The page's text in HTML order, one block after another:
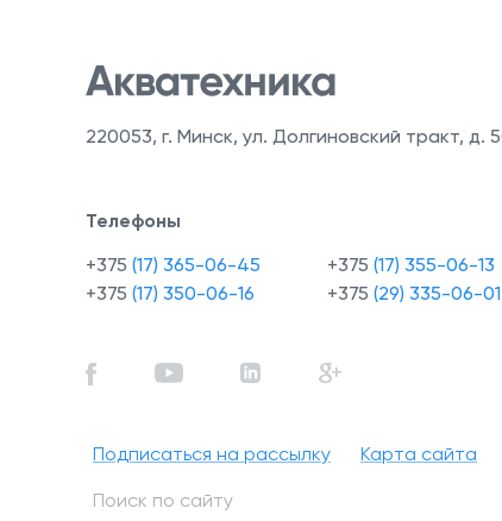
220053, г. Минск, ул. Долгиновский тракт, д.
Телефоны
+375 (17) 365-06-45
+375 (17) 350-06-16
+375 (17) 355-06-13
+375 (29) 335-06-01
Подписаться на рассылку Карта сайта